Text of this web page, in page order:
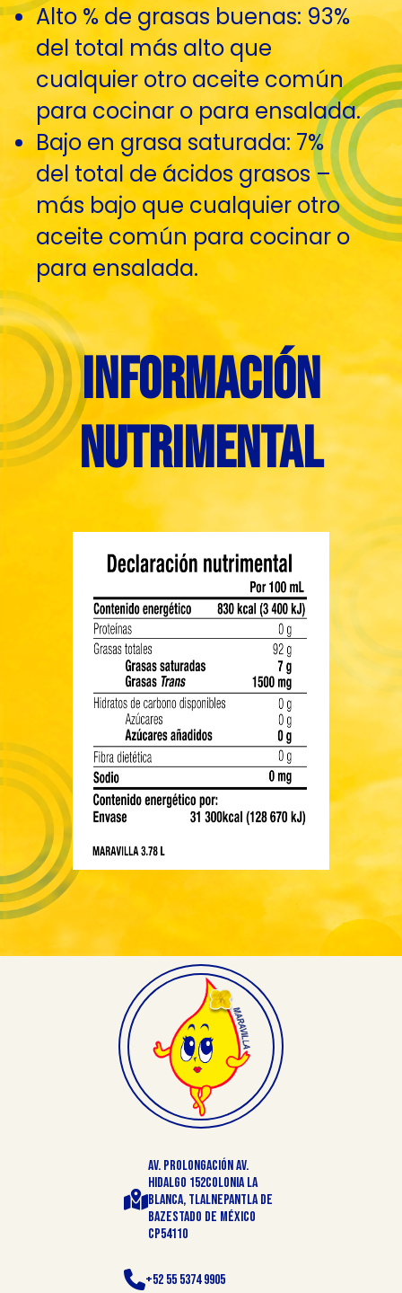
Alto % de grasas buenas: 93%
del total más alto que
cualquier otro aceite común
para cocinar o para ensalada.
Bajo en grasa saturada: 7%
del total de ácidos grasos –
más bajo que cualquier otro
aceite común para cocinar o
para ensalada.
información
nutrimental
AV. Prolongación AV.
Hidalgo 152Colonia La
Blanca, Tlalnepantla de
BazEstado de México
CP54110
+52 55 5374 9905